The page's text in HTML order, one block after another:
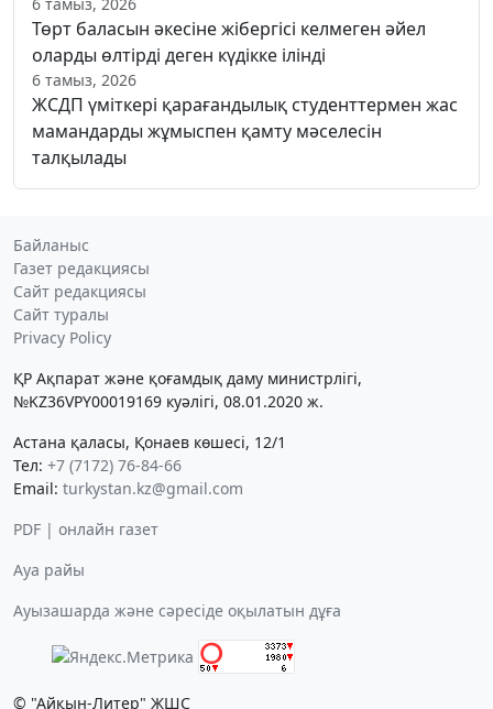
Төрт баласын әкесіне жібергісі келмеген әйел
оларды өлтірді деген күдікке ілінді
6 тамыз, 2026
ЖСДП үміткері қарағандылық студенттермен жас
мамандарды жұмыспен қамту мәселесін
талқылады
Байланыс
Газет редакциясы
Сайт редакциясы
Сайт туралы
Privacy Policy
ҚР Ақпарат және қоғамдық даму министрлігі,
№KZ36VPY00019169 куәлігі, 08.01.2020 ж.
Астана қаласы, Қонаев көшесі, 12/1
Тел: +7 (7172) 76-84-66
Email: turkystan.kz@gmail.com
PDF | онлайн газет
Ауа райы
Ауызашарда және сәресіде оқылатын дұға
© "Айқын-Литер" ЖШС